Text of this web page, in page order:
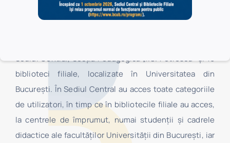
Sediul Central, Secţia Pedagogică „I.C. Petrescu” şi 16
biblioteci filiale, localizate în Universitatea din
Bucureşti. În Sediul Central au acces toate categoriile
de utilizatori, în timp ce în bibliotecile filiale au acces,
la centrele de împrumut, numai studenţii şi cadrele
didactice ale facultăților Universității din București, iar